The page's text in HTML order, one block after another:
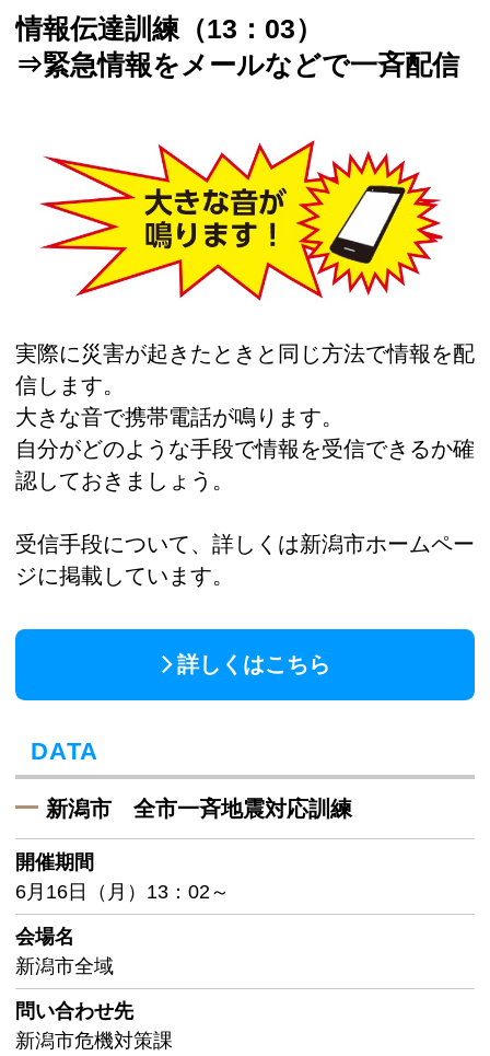
情報伝達訓練（13：03）
⇒緊急情報をメールなどで一斉配信
実際に災害が起きたときと同じ方法で情報を配
信します。
大きな音で携帯電話が鳴ります。
自分がどのような手段で情報を受信できるか確
認しておきましょう。
受信手段について、詳しくは新潟市ホームペー
ジに掲載しています。
詳しくはこちら
DATA
新潟市 全市一斉地震対応訓練
開催期間
6月16日（月）13：02～
会場名
新潟市全域
問い合わせ先
新潟市危機対策課